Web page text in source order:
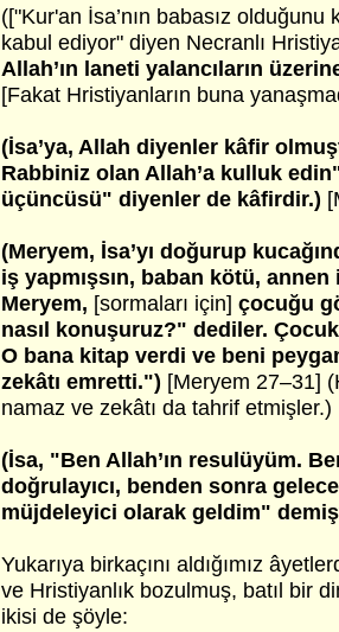
(["Kur'an İsa’nın babasız olduğunu
kabul ediyor" diyen Necranlı
Allah’ın laneti yalancıların
[Fakat Hristiyanların buna
(İsa’ya, Allah diyenler kâfir
Rabbiniz olan Allah’a kulluk
üçüncüsü" diyenler de kâfirdir.)
(Meryem, İsa’yı doğurup
iş yapmışsın, baban kötü,
Meryem, [sormaları için] çocuğu
nasıl konuşuruz?" dediler.
O bana kitap verdi ve beni
zekâtı emretti.") [Meryem 27–31]
namaz ve zekâtı da tahrif etmişler.)
(İsa, "Ben Allah’ın resulüyüm.
doğrulayıcı, benden sonra
müjdeleyici olarak geldim"
Yukarıya birkaçını aldığımız
ve Hristiyanlık bozulmuş, batıl bir
ikisi de şöyle: